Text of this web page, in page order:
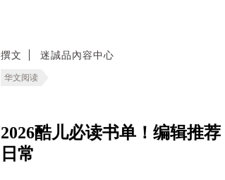
撰文 迷誠品內容中心
华文阅读
2026酷儿必读书单！编辑推
日常